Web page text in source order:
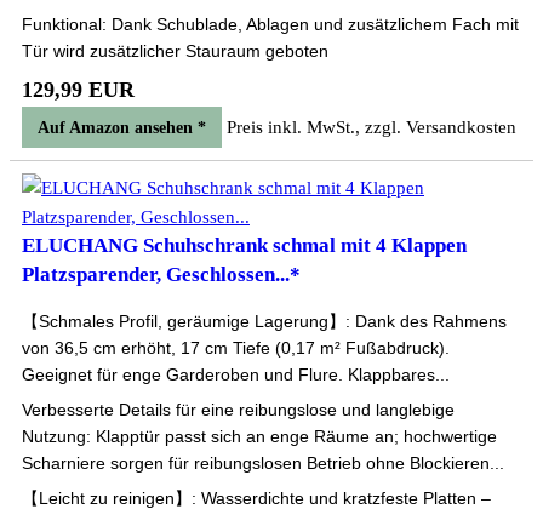
Funktional: Dank Schublade, Ablagen und zusätzlichem Fach mit
Tür wird zusätzlicher Stauraum geboten
129,99 EUR
Auf Amazon ansehen * Preis inkl. MwSt., zzgl. Versandkosten
ELUCHANG Schuhschrank schmal mit 4 Klappen
Platzsparender, Geschlossen...*
【Schmales Profil, geräumige Lagerung】: Dank des Rahmens
von 36,5 cm erhöht, 17 cm Tiefe (0,17 m² Fußabdruck).
Geeignet für enge Garderoben und Flure. Klappbares...
Verbesserte Details für eine reibungslose und langlebige
Nutzung: Klapptür passt sich an enge Räume an; hochwertige
Scharniere sorgen für reibungslosen Betrieb ohne Blockieren...
【Leicht zu reinigen】: Wasserdichte und kratzfeste Platten –